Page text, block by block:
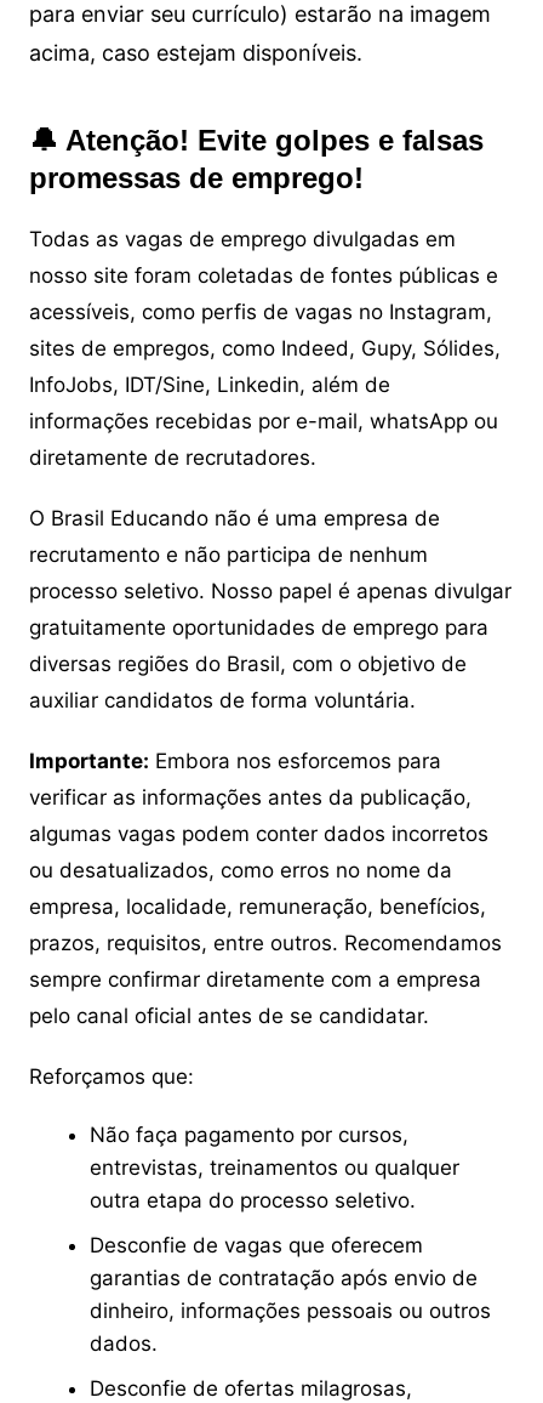
para enviar seu currículo) estarão na imagem
acima, caso estejam disponíveis.
🔔 Atenção! Evite golpes e falsas
promessas de emprego!
Todas as vagas de emprego divulgadas em
nosso site foram coletadas de fontes públicas e
acessíveis, como perfis de vagas no Instagram,
sites de empregos, como Indeed, Gupy, Sólides,
InfoJobs, IDT/Sine, Linkedin, além de
informações recebidas por e-mail, whatsApp ou
diretamente de recrutadores.
O Brasil Educando não é uma empresa de
recrutamento e não participa de nenhum
processo seletivo. Nosso papel é apenas divulgar
gratuitamente oportunidades de emprego para
diversas regiões do Brasil, com o objetivo de
auxiliar candidatos de forma voluntária.
Importante: Embora nos esforcemos para
verificar as informações antes da publicação,
algumas vagas podem conter dados incorretos
ou desatualizados, como erros no nome da
empresa, localidade, remuneração, benefícios,
prazos, requisitos, entre outros. Recomendamos
sempre confirmar diretamente com a empresa
pelo canal oficial antes de se candidatar.
Reforçamos que:
Não faça pagamento por cursos,
entrevistas, treinamentos ou qualquer
outra etapa do processo seletivo.
Desconfie de vagas que oferecem
garantias de contratação após envio de
dinheiro, informações pessoais ou outros
dados.
Desconfie de ofertas milagrosas,